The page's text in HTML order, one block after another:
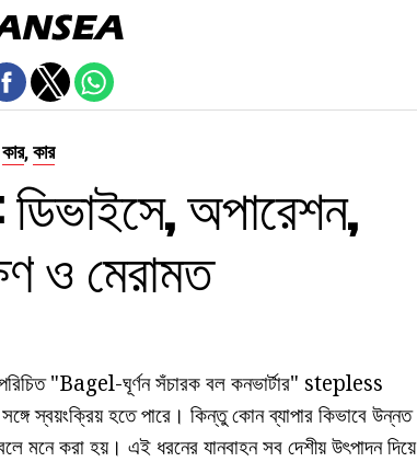
কার, কার
ডিভাইসে, অপারেশন,
ও মেরামত
"Bagel-ঘূর্ণন সঁচারক বল কনভার্টার" stepless
স্বয়ংক্রিয় হতে পারে। কিন্তু কোন ব্যাপার কিভাবে উন্নত
মনে করা হয়। এই ধরনের যানবাহন সব দেশীয় উৎপাদন দিয়ে